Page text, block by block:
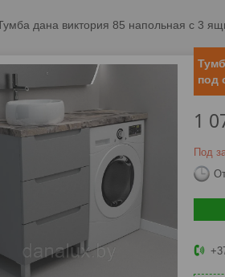
дана виктория 85 напольная с 3
под
1
Под